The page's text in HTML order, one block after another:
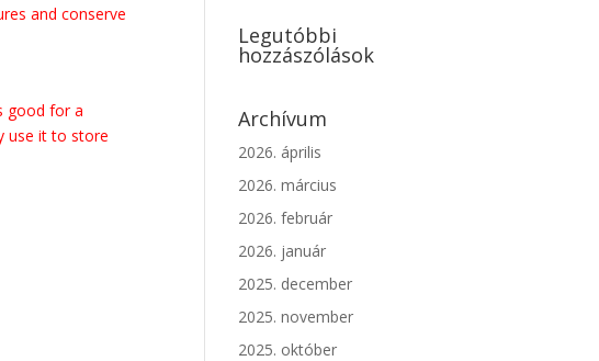
and conserve
good for a
use it to store
Legutóbbi
hozzászólások
Archívum
2026. április
2026. március
2026. február
2026. január
2025. december
2025. november
2025. október